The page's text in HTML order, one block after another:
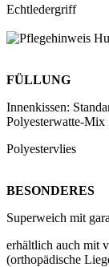
Echtledergriff
FÜLLUNG
Innenkissen:
Polyesterwatte-Mix
Polyestervlies
BESONDERES
Superweich mit
erhältlich auch mit
(orthopädische